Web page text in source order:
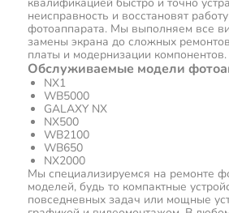
неисправность и восстановят
фотоаппарата. Мы выполняем все
замены экрана до сложных
платы и модернизации компонентов.
Обслуживаемые модели
NX1
WB5000
GALAXY NX
NX500
WB2100
WB650
NX2000
Мы специализируемся на ремонте
моделей, будь то компактные
повседневных задач или мощные